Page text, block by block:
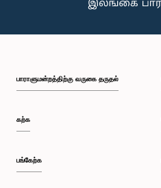
பாராளுமன்றத்திற்கு வருகை தருதல்
கற்க
பங்கேற்க